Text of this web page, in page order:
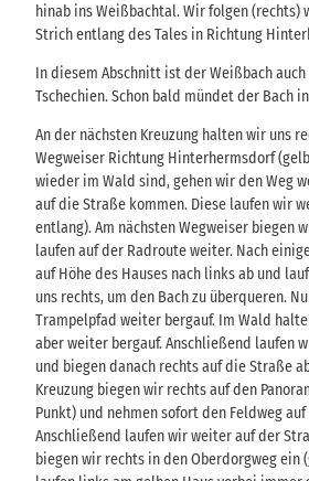
hinab ins Weißbachtal. Wir folgen (rechts)
Strich entlang des Tales in Richtung
In diesem Abschnitt ist der Weißbach auch
Tschechien. Schon bald mündet der Bach
An der nächsten Kreuzung halten wir uns
Wegweiser Richtung Hinterhermsdorf
wieder im Wald sind, gehen wir den Weg
auf die Straße kommen. Diese laufen wir
entlang). Am nächsten Wegweiser biegen
laufen auf der Radroute weiter. Nach
auf Höhe des Hauses nach links ab und
uns rechts, um den Bach zu überqueren.
Trampelpfad weiter bergauf. Im Wald
aber weiter bergauf. Anschließend laufen
und biegen danach rechts auf die Straße
Kreuzung biegen wir rechts auf den
Punkt) und nehmen sofort den Feldweg
Anschließend laufen wir weiter auf der
biegen wir rechts in den Oberdorgweg ein